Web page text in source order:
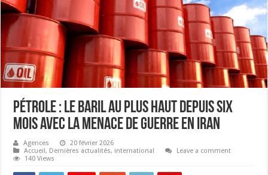
Pétrole : le baril au plus haut depuis six
mois avec la menace de guerre en Iran
Agences
20 février 2026
Accueil, Dernières actualités, international
Leave a comment
140 Views